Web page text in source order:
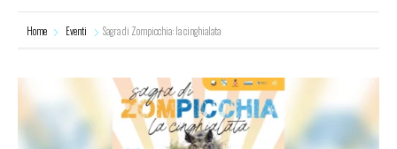
Home Eventi Sagra di Zompicchia: la cinghialata